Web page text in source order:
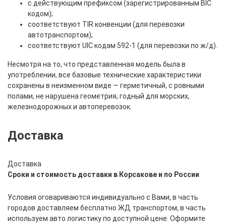
с действующим префиксом (зарегистрированным BIC
кодом);
соответствуют TIR конвенции (для перевозки
автотранспортом);
соответствуют UIC кодам 592-1 (для перевозки по ж/д).
Несмотря на то, что представленная модель была в
употреблении, все базовые технические характеристики
сохранены в неизменном виде — герметичный, с ровными
полами, не нарушена геометрия, годный для морских,
железнодорожных и автоперевозок.
Доставка
Доставка
Сроки и стоимость доставки в Корсакове и по России
Условия оговариваются индивидуально с Вами, в часть
городов доставляем бесплатно ЖД транспортом, в часть
используем авто логистику по доступной цене. Оформите